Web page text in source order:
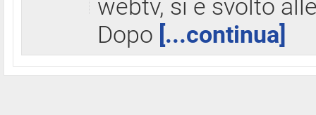
webtv, si è svolto
Dopo [...continua]